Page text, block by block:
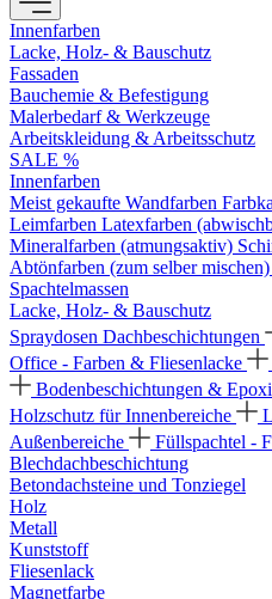
Innenfarben
Lacke, Holz- & Bauschutz
Fassaden
Bauchemie & Befestigung
Malerbedarf & Werkzeuge
Arbeitskleidung & Arbeitsschutz
SALE %
Innenfarben
Meist gekaufte Wandfarben
Leimfarben Latexfarben
Mineralfarben (atmungsaktiv)
Abtönfarben (zum selber mischen)
Spachtelmassen
Lacke, Holz- & Bauschutz
Spraydosen Dachbeschichtungen
Office - Farben & Fliesenlacke
Bodenbeschichtungen &
Holzschutz für Innenbereiche
Außenbereiche
Füllspachtel -
Blechdachbeschichtung
Betondachsteine und Tonziegel
Holz
Metall
Kunststoff
Fliesenlack
Magnetfarbe